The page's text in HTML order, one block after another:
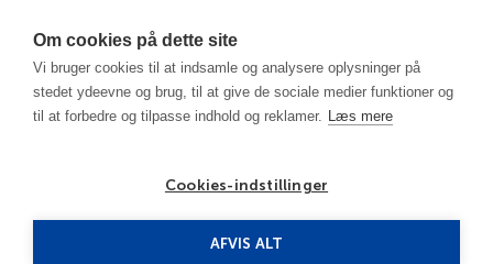
Om cookies på dette site
Vi bruger cookies til at indsamle og analysere oplysninger på
stedet ydeevne og brug, til at give de sociale medier funktioner og
til at forbedre og tilpasse indhold og reklamer. Læs mere
Cookies-indstillinger
AFVIS ALT
Chiefland - FL